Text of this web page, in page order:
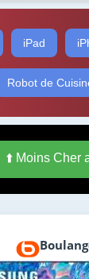
iPad
Robot de
⬆️ Moins Cher